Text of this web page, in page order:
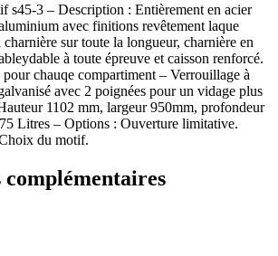
s45-3 – Description : Entièrement en acier
avec finitions revêtement laque
sur toute la longueur, charnière en
à toute épreuve et caisson renforcé.
chauqe compartiment – Verrouillage à
avec 2 poignées pour un vidage plus
1102 mm, largeur 950mm, profondeur
Litres – Options : Ouverture limitative.
du motif.